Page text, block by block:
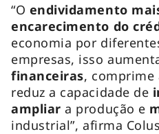
“O endividamento
encarecimento do
economia por
empresas, isso
financeiras, comprime
reduz a capacidade de
ampliar a produção e
industrial”, afirma